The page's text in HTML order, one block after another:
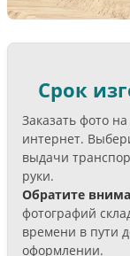
Срок
Заказать фото
интернет.
выдачи
руки.
Обратите
фотографий
времени в пути
оформлении.